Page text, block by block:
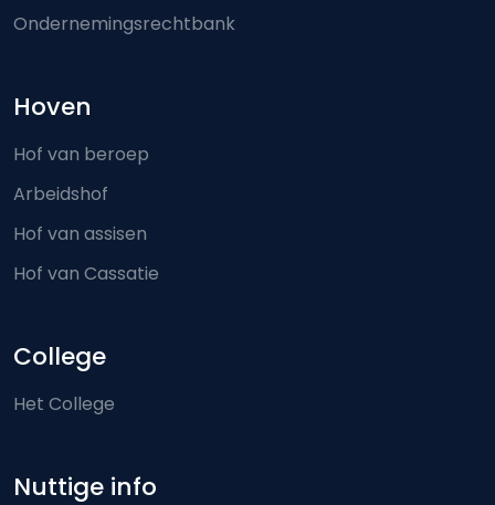
Ondernemingsrechtbank
Hoven
Hof van beroep
Arbeidshof
Hof van assisen
Hof van Cassatie
College
Het College
Nuttige info